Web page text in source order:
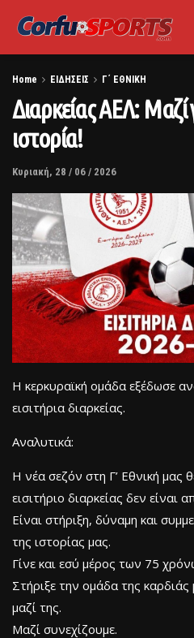
Home ΕΙΔΗΣΕΙΣ Γ΄ ΕΘΝΙΚΗ
Διαρκείας ΑΕΛ:
ιστορία!
Κυριακή, 28 / 06 / 2026
Η κερκυραϊκή ομάδα εξέδωσε
εισιτήρια διαρκείας.
Αναλυτικά:
Η νέα σεζόν στη Γ’ Εθνική μας
εισιτήριο διαρκείας δεν είναι
Είναι στήριξη, δύναμη και
της ιστορίας μας.
Γίνε και εσύ μέρος των 75
Στήριξε την ομάδα της καρδιάς
μαζί της.
Μαζί συνεχίζουμε.